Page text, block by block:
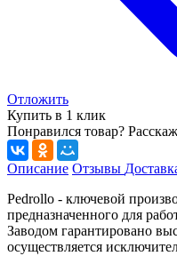
Отложить
Купить в 1 клик
Понравился товар?
Описание Отзывы
Pedrollo - ключевой
предназначенного для
Заводом гарантировано
осуществляется